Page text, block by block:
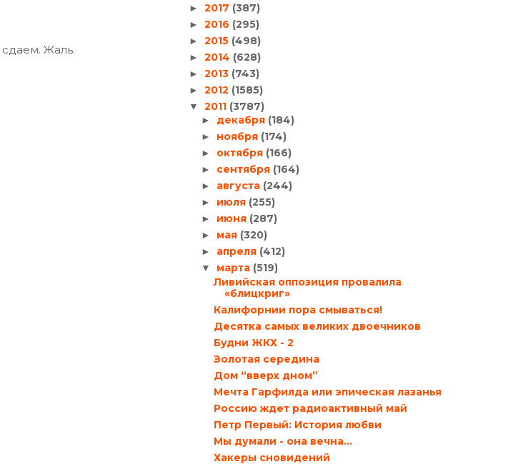
Жаль.
► 2017 (387)
► 2016 (295)
► 2015 (498)
► 2014 (628)
► 2013 (743)
► 2012 (1585)
▼ 2011 (3787)
► декабря (184)
► ноября (174)
► октября (166)
► сентября (164)
► августа (244)
► июля (255)
► июня (287)
► мая (320)
► апреля (412)
▼ марта (519)
Ливийская оппозиция провалила
«блицкриг»
Калифорнии пора смываться!
Десятка самых великих двоечников
Будни ЖКХ - 2
Золотая середина
Дом “вверх дном”
Мечта Гарфилда или эпическая лазанья
Россию ждет радиоактивный май
Петр Первый: История любви
Мы думали - она вечна...
Хакеры сновидений